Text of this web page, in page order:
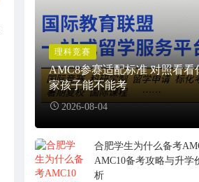
理科竞赛
AMC8参赛适配标准 对照看看
家孩子能不能考
2026-08-04
合肥学生为什么备考
AMC10备考攻略与升学
析